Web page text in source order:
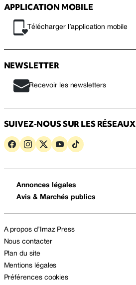
APPLICATION MOBILE
Télécharger l’application mobile
NEWSLETTER
Recevoir les newsletters
SUIVEZ-NOUS SUR LES RÉSEAUX
Annonces légales
Avis & Marchés publics
A propos d’Imaz Press
Nous contacter
Plan du site
Mentions légales
Préférences cookies